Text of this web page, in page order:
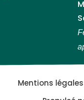
Mentions légales